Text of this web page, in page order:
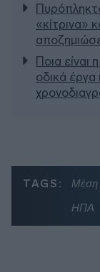
«κίτρινα»
Ποια είναι
οδικά έργα
TAGS: Μέση
ΗΠΑ